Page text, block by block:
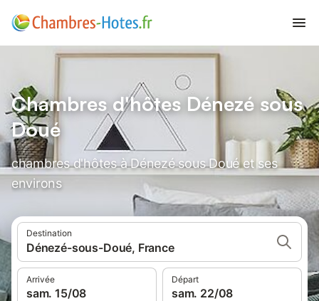
Chambres d'hôtes Dénezé sous
Doué
chambres d'hôtes à Dénezé sous Doué et ses
environs
Destination
Dénezé-sous-Doué, France
Arrivée
sam. 15/08
Départ
sam. 22/08